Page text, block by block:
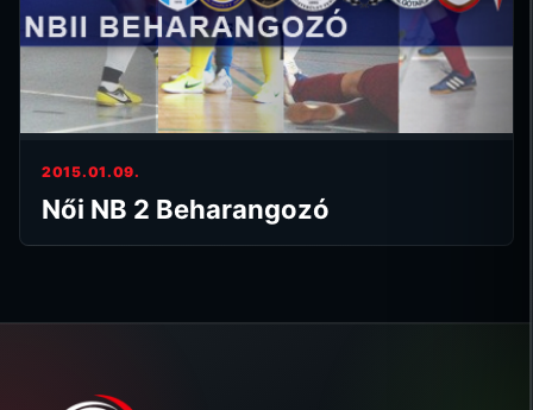
2015.01.09.
Női NB 2 Beharangozó